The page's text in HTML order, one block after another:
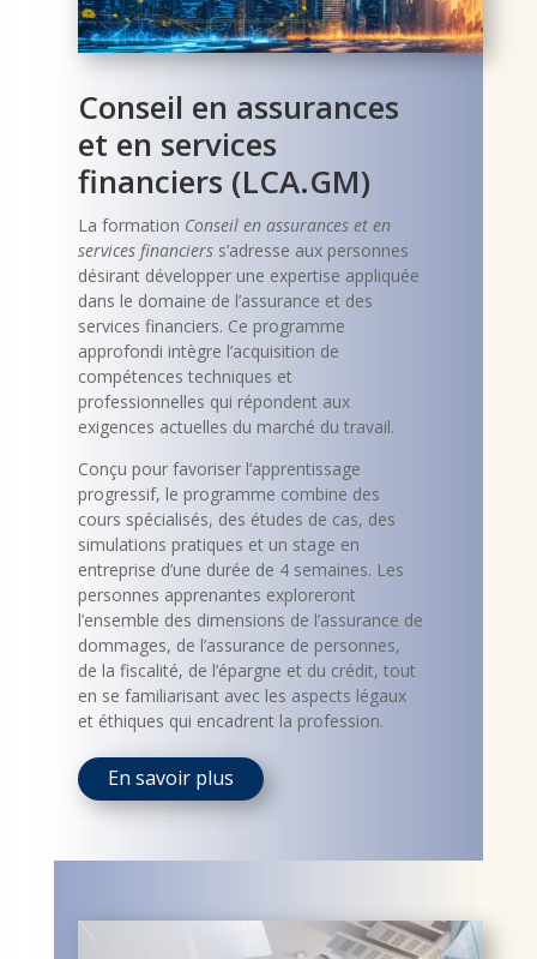
Conseil en assurances
et en services
financiers (LCA.GM)
La formation Conseil en assurances et en
services financierss’adresse aux personnes
désirant développer une expertise appliquée
dans le domaine de l’assurance et des
services financiers. Ce programme
approfondi intègre l’acquisition de
compétences techniques et
professionnelles qui répondent aux
exigences actuelles du marché du travail.
Conçu pour favoriser l’apprentissage
progressif, le programme combine des
cours spécialisés, des études de cas, des
simulations pratiques et un stage en
entreprise d’une durée de 4 semaines. Les
personnes apprenantes exploreront
l’ensemble des dimensions de l’assurance de
dommages, de l’assurance de personnes,
de la fiscalité, de l’épargne et du crédit, tout
en se familiarisant avec les aspects légaux
et éthiques qui encadrent la profession.
En savoir plus